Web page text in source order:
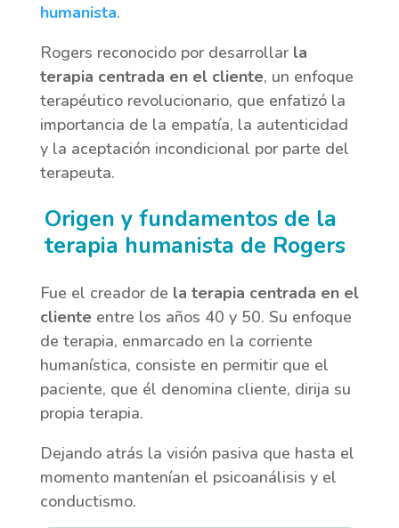
humanista.
Rogers reconocido por desarrollar la
terapia centrada en el cliente, un enfoque
terapéutico revolucionario, que enfatizó la
importancia de la empatía, la autenticidad
y la aceptación incondicional por parte del
terapeuta.
Origen y fundamentos de la
terapia humanista de Rogers
Fue el creador de la terapia centrada en el
clienteentre los años 40 y 50. Su enfoque
de terapia, enmarcado en la corriente
humanística, consiste en permitir que el
paciente, que él denomina cliente, dirija su
propia terapia.
Dejando atrás la visión pasiva que hasta el
momento mantenían el psicoanálisis y el
conductismo.